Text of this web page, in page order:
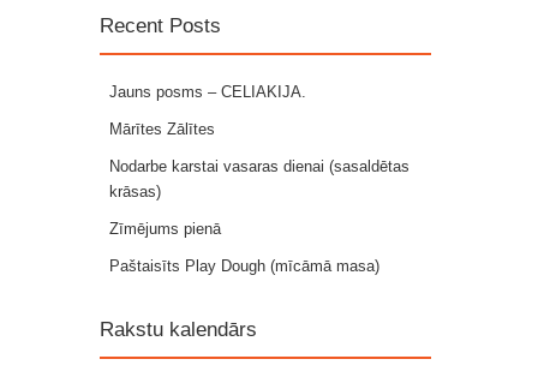
Recent Posts
Jauns posms – CELIAKIJA.
Mārītes Zālītes
Nodarbe karstai vasaras dienai (sasaldētas
krāsas)
Zīmējums pienā
Paštaisīts Play Dough (mīcāmā masa)
Rakstu kalendārs